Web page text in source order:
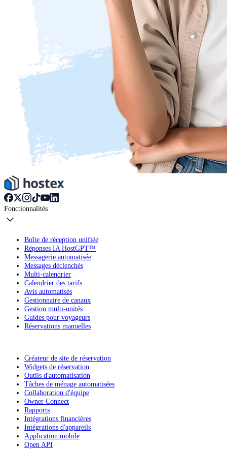
Fonctionnalités
Boîte de réception unifiée
Réponses IA HostGPT™
Messagerie automatisée
Messages déclenchés
Multi-calendrier
Calendrier des tarifs
Avis automatisés
Gestionnaire de canaux
Gestion multi-unités
Guides pour voyageurs
Réservations manuelles
Créateur de site de réservation
Widgets de réservation
Outils d'automatisation
Tâches de ménage automatisées
Collaboration d'équipe
Owner Connect
Rapports
Intégrations financières
Intégrations d'appareils
Application mobile
Open API